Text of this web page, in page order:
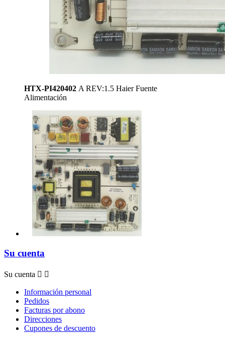
HTX-PI420402 A REV:1.5 Haier Fuente
Alimentación
Su cuenta
Su cuenta  
Información personal
Pedidos
Facturas por abono
Direcciones
Cupones de descuento